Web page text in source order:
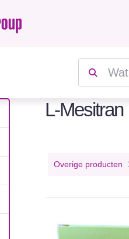
L-Mesitran
Overige producten